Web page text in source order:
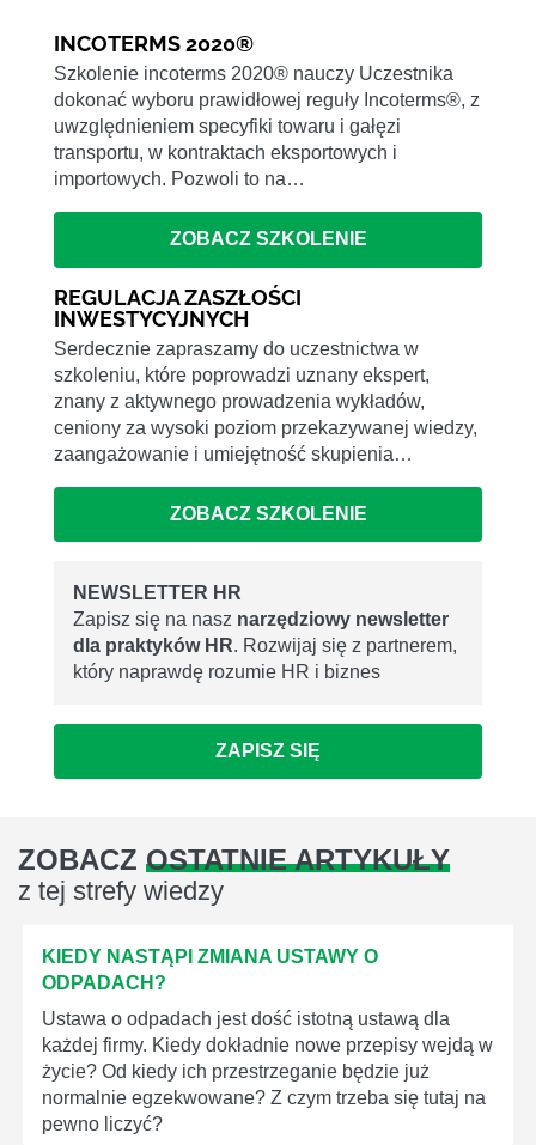
INCOTERMS 2020®
Szkolenie incoterms 2020® nauczy Uczestnika
dokonać wyboru prawidłowej reguły Incoterms®, z
uwzględnieniem specyfiki towaru i gałęzi
transportu, w kontraktach eksportowych i
importowych. Pozwoli to na…
ZOBACZ SZKOLENIE
REGULACJA ZASZŁOŚCI
INWESTYCYJNYCH
Serdecznie zapraszamy do uczestnictwa w
szkoleniu, które poprowadzi uznany ekspert,
znany z aktywnego prowadzenia wykładów,
ceniony za wysoki poziom przekazywanej wiedzy,
zaangażowanie i umiejętność skupienia…
ZOBACZ SZKOLENIE
NEWSLETTER HR
Zapisz się na nasz narzędziowy newsletter
dla praktyków HR. Rozwijaj się z partnerem,
który naprawdę rozumie HR i biznes
ZAPISZ SIĘ
ZOBACZ OSTATNIE ARTYKUŁY
z tej strefy wiedzy
KIEDY NASTĄPI ZMIANA USTAWY O
ODPADACH?
Ustawa o odpadach jest dość istotną ustawą dla
każdej firmy. Kiedy dokładnie nowe przepisy wejdą w
życie? Od kiedy ich przestrzeganie będzie już
normalnie egzekwowane? Z czym trzeba się tutaj na
pewno liczyć?